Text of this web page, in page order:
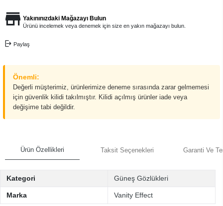
Yakınınızdaki Mağazayı Bulun
Ürünü incelemek veya denemek için size en yakın mağazayı bulun.
Paylaş
Önemli:
Değerli müşterimiz, ürünlerimize deneme sırasında zarar gelmemesi
için güvenlik kilidi takılmıştır. Kilidi açılmış ürünler iade veya
değişime tabi değildir.
Ürün Özellikleri Taksit Seçenekleri Garanti Ve
Kategori Güneş Gözlükleri
Marka Vanity Effect